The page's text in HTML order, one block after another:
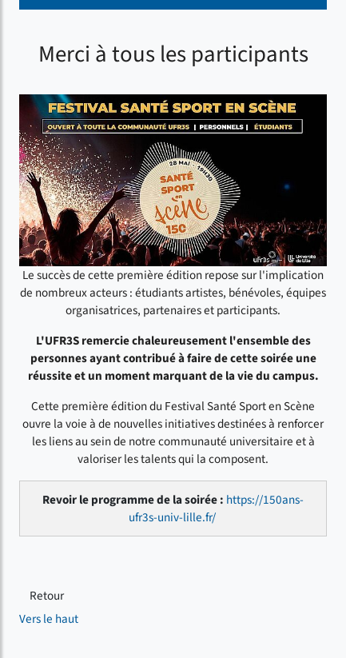
Merci à tous les participants
Le succès de cette première édition repose sur l'implication
de nombreux acteurs : étudiants artistes, bénévoles, équipes
organisatrices, partenaires et participants.
L'UFR3S remercie chaleureusement l'ensemble des
personnes ayant contribué à faire de cette soirée une
réussite et un moment marquant de la vie du campus.
Cette première édition du Festival Santé Sport en Scène
ouvre la voie à de nouvelles initiatives destinées à renforcer
les liens au sein de notre communauté universitaire et à
valoriser les talents qui la composent.
Revoir le programme de la soirée : https://150ans-
ufr3s-univ-lille.fr/
Retour
Vers le haut